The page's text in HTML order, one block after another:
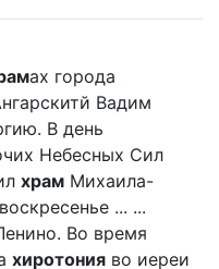
ах города
Вадим
В день
Небесных Сил
храм Михаила-
... ...
Во время
хиротония во иереи